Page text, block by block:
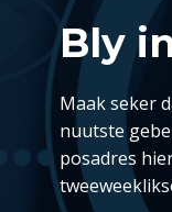
Bly
Maak seker
nuutste
posadres